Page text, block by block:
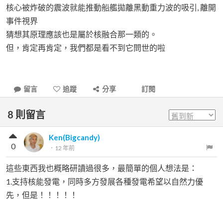
核心被炸破的震波就能推動船艦拋離黑動重力波的吸引, 離開
事件視界
猜想其原理應該也是屬於核融合那一類的。
但，肯定再肯定，我們都是看不到它問世的啦
留言 追蹤 分享 訂閱
8 則留言
Ken(Bigcandy)
． 12 年前
0
這些東西我也概略研讀過很多，最簡單的個人想法是：
1.支持核能發電，同時多方發展各種發電希望以自然力優
先，但是！！！！！